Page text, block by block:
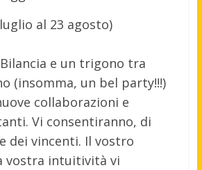
al 23 agosto)
e un trigono tra
(insomma, un bel party!!!)
collaborazioni e
Vi consentiranno, di
dei vincenti. Il vostro
vostra intuitività vi